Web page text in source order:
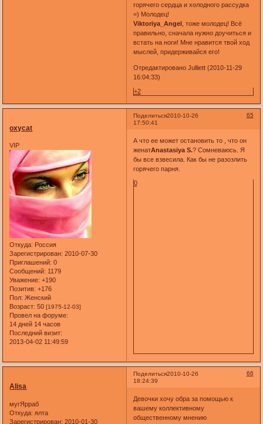
горячего сердца и холодного рассудка
=) Молодец!
Viktoriya_Angel
, тоже молодец! Всё
правильно, сначала нужно доучиться и
встать на ноги! Мне нравится твой ход
мыслей, придерживайся его!
Отредактировано Julliett (2010-11-29
16:04:33)
+2
Поделиться 65
2010-10-26
17:50:41
oxycat
VIP
Откуда: Россия
Зарегистрирован: 2010-07-30
Приглашений: 0
Сообщений: 1179
Уважение: +190
Позитив: +176
Пол: Женский
Возраст: 50[1975-12-03]
Провел на форуме:
14 дней 14 часов
Последний визит:
2013-04-02 11:49:59
А что ее может остановить то , что он
женатAnastasiya S.? Сомневаюсь. Я
бы все взвесила. Как бы не разозлить
горячего парня.
0
Поделиться 66
2010-10-26
18:24:39
Alisa
мугЯрраб
Откуда: ялта
Зарегистрирован: 2010-01-30
Девочки хочу обра за помощью к
вашему коллективному
общественному мнению